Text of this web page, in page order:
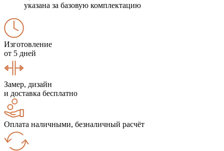
указана за базовую комплектацию
Изготовление
от 5 дней
Замер, дизайн
и доставка бесплатно
Оплата наличными, безналичный расчёт